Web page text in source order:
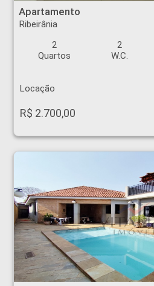
Apartamento
Ribeirânia
2
Quartos
2
W.C.
Locação
R$ 2.700,00
Casa - Cidade Universitária - Ribeirão Preto